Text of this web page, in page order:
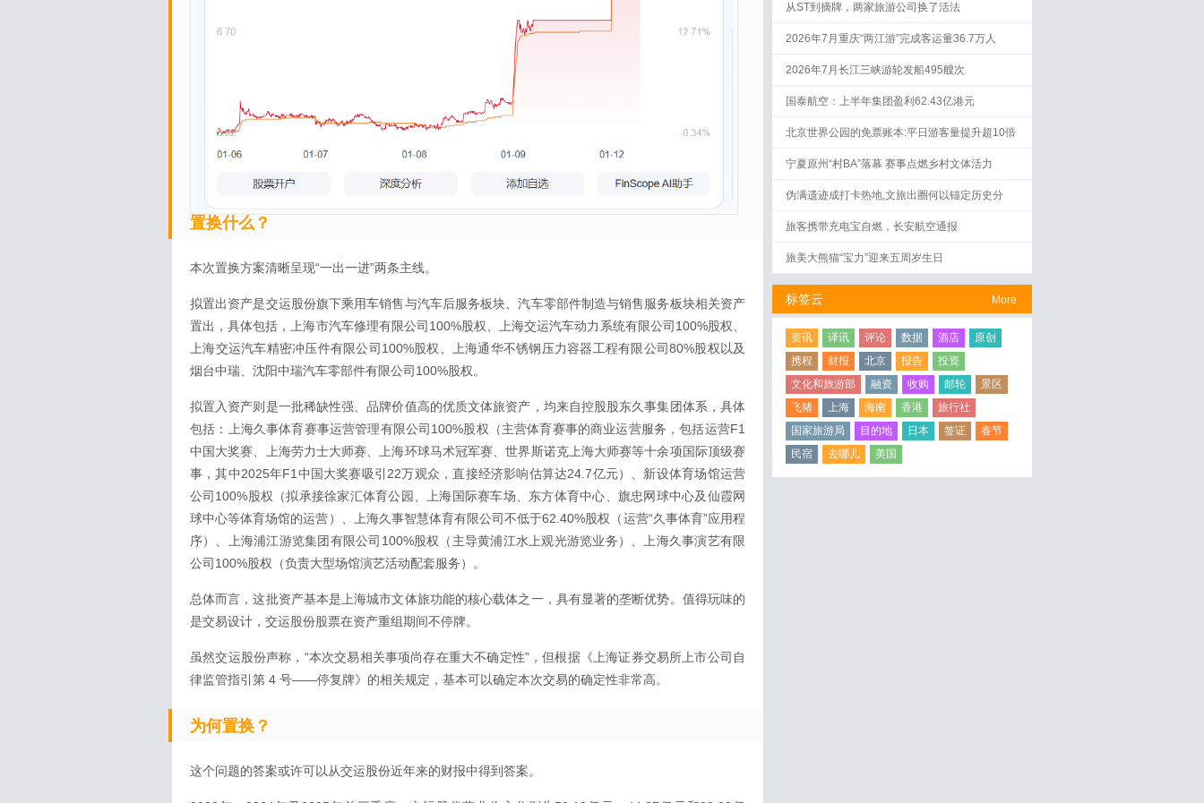
置换什么？
本次置换方案清晰呈现“一出一进”两条主线。
拟置出资产是交运股份旗下乘用车销售与汽车后服务板块、汽车零部件制造与销售服务板块相关资产
置出，具体包括，上海市汽车修理有限公司100%股权、上海交运汽车动力系统有限公司100%股权、
上海交运汽车精密冲压件有限公司100%股权、上海通华不锈钢压力容器工程有限公司80%股权以及
烟台中瑞、沈阳中瑞汽车零部件有限公司100%股权。
拟置入资产则是一批稀缺性强、品牌价值高的优质文体旅资产，均来自控股股东久事集团体系，具体
包括：上海久事体育赛事运营管理有限公司100%股权（主营体育赛事的商业运营服务，包括运营F1
中国大奖赛、上海劳力士大师赛、上海环球马术冠军赛、世界斯诺克上海大师赛等十余项国际顶级赛
事，其中2025年F1中国大奖赛吸引22万观众，直接经济影响估算达24.7亿元）、新设体育场馆运营
公司100%股权（拟承接徐家汇体育公园、上海国际赛车场、东方体育中心、旗忠网球中心及仙霞网
球中心等体育场馆的运营）、上海久事智慧体育有限公司不低于62.40%股权（运营“久事体育”应用程
序）、上海浦江游览集团有限公司100%股权（主导黄浦江水上观光游览业务）、上海久事演艺有限
公司100%股权（负责大型场馆演艺活动配套服务）。
总体而言，这批资产基本是上海城市文体旅功能的核心载体之一，具有显著的垄断优势。值得玩味的
是交易设计，交运股份股票在资产重组期间不停牌。
虽然交运股份声称，“本次交易相关事项尚存在重大不确定性”，但根据《上海证券交易所上市公司自
律监管指引第 4 号——停复牌》的相关规定，基本可以确定本次交易的确定性非常高。
为何置换？
这个问题的答案或许可以从交运股份近年来的财报中得到答案。
从ST到摘牌，两家旅游公司换了活法
2026年7月重庆“两江游”完成客运量36.7万人
2026年7月长江三峡游轮发船495艘次
国泰航空：上半年集团盈利62.43亿港元
北京世界公园的免票账本:平日游客量提升超10倍
宁夏原州“村BA”落幕 赛事点燃乡村文体活力
伪满遗迹成打卡热地,文旅出圈何以锚定历史分
旅客携带充电宝自燃，长安航空通报
旅美大熊猫“宝力”迎来五周岁生日
More
标签云
资讯 译讯 评论 数据 酒店
原创
携程
财报 北京 报告
投资
文化和旅游部
融资 收购 邮轮
景区
飞猪
上海 海南 香港
旅行社
国家旅游局
目的地 日本 签证
春节
民宿
去哪儿 美国